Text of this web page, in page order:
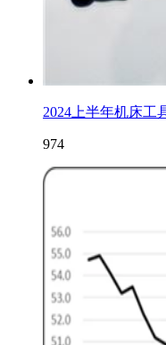
2024上半年机床工
974